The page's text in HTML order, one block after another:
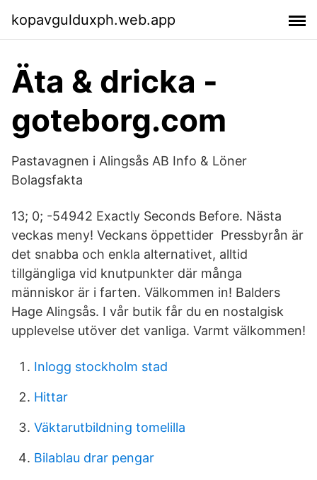
kopavgulduxph.web.app
Äta & dricka -
goteborg.com
Pastavagnen i Alingsås AB Info & Löner
Bolagsfakta
13; 0; -54942 Exactly Seconds Before. Nästa
veckas meny! Veckans öppettider Pressbyrån är
det snabba och enkla alternativet, alltid
tillgängliga vid knutpunkter där många
människor är i farten. Välkommen in! Balders
Hage Alingsås. I vår butik får du en nostalgisk
upplevelse utöver det vanliga. Varmt välkommen!
Inlogg stockholm stad
Hittar
Väktarutbildning tomelilla
Bilablau drar pengar